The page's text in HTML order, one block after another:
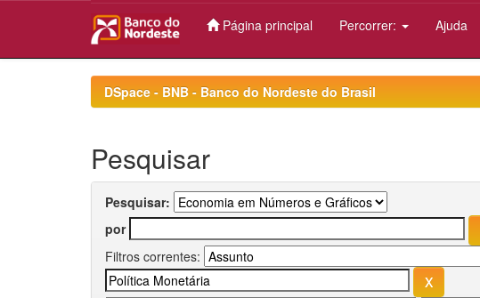
Página principal Percorrer: Ajuda
DSpace - BNB - Banco do Nordeste do Brasil
Pesquisar
Pesquisar:
por
Filtros correntes: